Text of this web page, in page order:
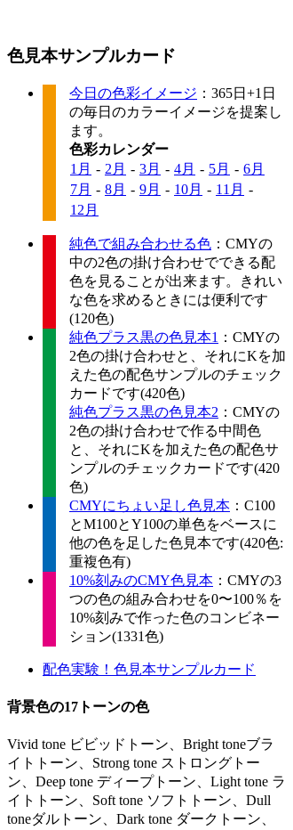
色見本サンプルカード
今日の色彩イメージ ：365日+1日
の毎日のカラーイメージを提案し
ます。
色彩カレンダー
1月 - 2月 - 3月 - 4月 - 5月 - 6月
7月 - 8月 - 9月 - 10月 - 11月 -
12月
純色で組み合わせる色 ：CMYの
中の2色の掛け合わせでできる配
色を見ることが出来ます。きれい
な色を求めるときには便利です
(120色)
純色プラス黒の色見本1 ：CMYの
2色の掛け合わせと、それにKを加
えた色の配色サンプルのチェック
カードです(420色)
純色プラス黒の色見本2 ：CMYの
2色の掛け合わせで作る中間色
と、それにKを加えた色の配色サ
ンプルのチェックカードです(420
色)
CMYにちょい足し色見本 ：C100
とM100とY100の単色をベースに
他の色を足した色見本です(420色:
重複色有)
10%刻みのCMY色見本 ：CMYの3
つの色の組み合わせを0〜100％を
10%刻みで作った色のコンビネー
ション(1331色)
配色実験！色見本サンプルカード
背景色の17トーンの色
Vivid tone ビビッドトーン、Bright toneブラ
イトトーン、Strong tone ストロングトー
ン、Deep tone ディープトーン、Light tone ラ
イトトーン、Soft tone ソフトトーン、Dull
toneダルトーン、Dark tone ダークトーン、